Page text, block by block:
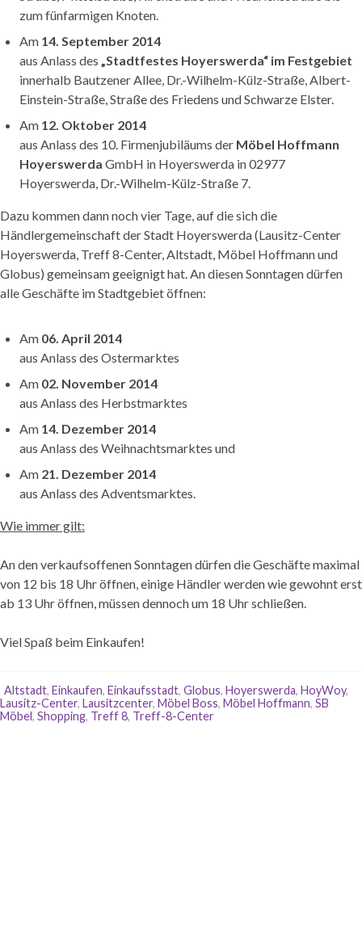
zum fünfarmigen Knoten.
Am 14. September 2014
aus Anlass des „Stadtfestes Hoyerswerda“ im Festgebiet
innerhalb Bautzener Allee, Dr.-Wilhelm-Külz-Straße, Albert-
Einstein-Straße, Straße des Friedens und Schwarze Elster.
Am 12. Oktober 2014
aus Anlass des 10. Firmenjubiläums der Möbel Hoffmann
Hoyerswerda GmbH in Hoyerswerda in 02977
Hoyerswerda, Dr.-Wilhelm-Külz-Straße 7.
Dazu kommen dann noch vier Tage, auf die sich die
Händlergemeinschaft der Stadt Hoyerswerda (Lausitz-Center
Hoyerswerda, Treff 8-Center, Altstadt, Möbel Hoffmann und
Globus) gemeinsam geeignigt hat. An diesen Sonntagen dürfen
alle Geschäfte im Stadtgebiet öffnen:
Am 06. April 2014
aus Anlass des Ostermarktes
Am 02. November 2014
aus Anlass des Herbstmarktes
Am 14. Dezember 2014
aus Anlass des Weihnachtsmarktes und
Am 21. Dezember 2014
aus Anlass des Adventsmarktes.
Wie immer gilt:
An den verkaufsoffenen Sonntagen dürfen die Geschäfte maximal
von 12 bis 18 Uhr öffnen, einige Händler werden wie gewohnt erst
ab 13 Uhr öffnen, müssen dennoch um 18 Uhr schließen.
Viel Spaß beim Einkaufen!
Altstadt, Einkaufen, Einkaufsstadt, Globus, Hoyerswerda, HoyWoy,
Lausitz-Center, Lausitzcenter, Möbel Boss, Möbel Hoffmann, SB
Möbel, Shopping, Treff 8, Treff-8-Center